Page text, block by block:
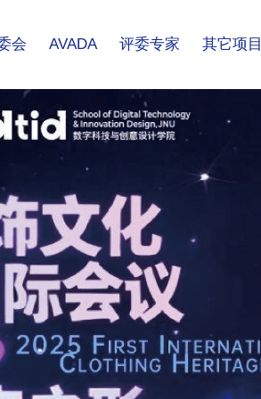
会 AVADA 评委专家 其它项目